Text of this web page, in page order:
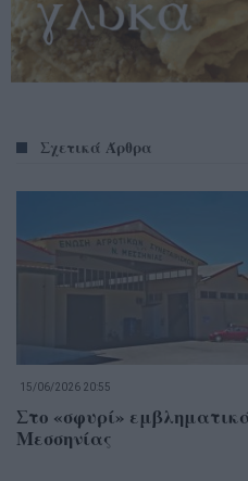
Σχετικά Άρθρα
15/06/2026 20:55
Στο «σφυρί»
Μεσσηνίας